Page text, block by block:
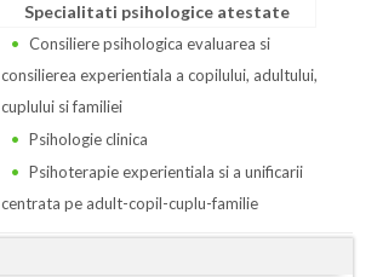
Specialitati psihologice atestate
Consiliere psihologica evaluarea si
consilierea experientiala a copilului, adultului,
cuplului si familiei
Psihologie clinica
Psihoterapie experientiala si a unificarii
centrata pe adult-copil-cuplu-familie